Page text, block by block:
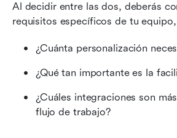
Al decidir entre las dos, deberás
requisitos específicos de tu
¿Cuánta personalización
¿Qué tan importante es la
¿Cuáles integraciones son
flujo de trabajo?